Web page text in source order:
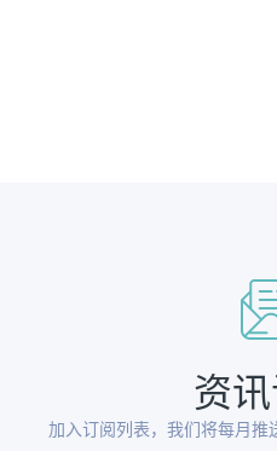
资
加入订阅列表，我们将每月推